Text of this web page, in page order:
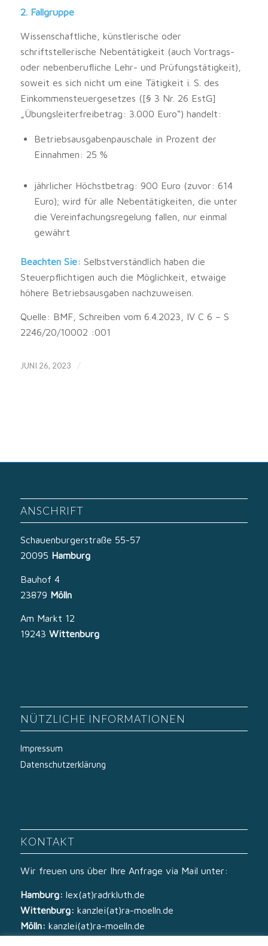
2. Fallgruppe
Wissenschaftliche, künstlerische oder
schriftstellerische Nebentätigkeit (auch Vortrags-
oder nebenberufliche Lehr- und Prüfungstätigkeit),
soweit es sich nicht um eine Tätigkeit i. S. des
Einkommensteuergesetzes ([§ 3 Nr. 26 EstG]
„Übungsleiterfreibetrag: 3.000 Euro“) handelt:
Betriebsausgabenpauschale in Prozent der
Einnahmen: 25 %
jährlicher Höchstbetrag: 900 Euro (zuvor: 614
Euro); wird für alle Nebentätigkeiten, die unter
die Vereinfachungsregelung fallen, nur einmal
gewährt
Beachten Sie: Selbstverständlich haben die
Steuerpflichtigen auch die Möglichkeit, etwaige
höhere Betriebsausgaben nachzuweisen.
Quelle: BMF, Schreiben vom 6.4.2023, IV C 6 – S
2246/20/10002 :001
JUNI 26, 2023 /
ANSCHRIFT
Schauenburgerstraße 55-57
20095 Hamburg
Bauhof 4
23879 Mölln
Am Markt 12
19243 Wittenburg
NÜTZLICHE INFORMATIONEN
Impressum
Datenschutzerklärung
KONTAKT
Wir freuen uns über Ihre Anfrage via Mail unter:
Hamburg: lex(at)radrkluth.de
Wittenburg: kanzlei(at)ra-moelln.de
Mölln: kanzlei(at)ra-moelln.de